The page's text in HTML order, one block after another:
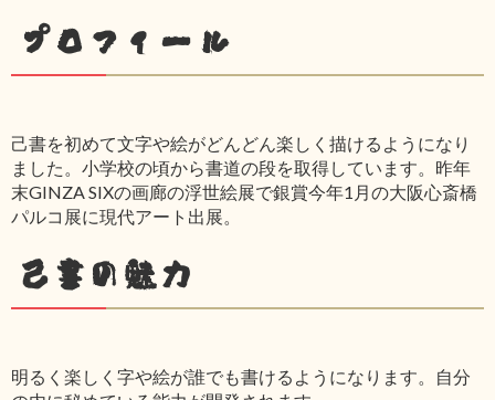
プロフィール
己書を初めて文字や絵がどんどん楽しく描けるようになり
ました。小学校の頃から書道の段を取得しています。昨年
末GINZA SIXの画廊の浮世絵展で銀賞今年1月の大阪心斎橋
パルコ展に現代アート出展。
己書の魅力
明るく楽しく字や絵が誰でも書けるようになります。自分